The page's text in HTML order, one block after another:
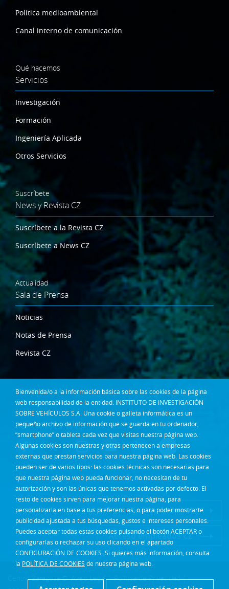
Bienvenida/o a la información básica sobre las cookies de la página
web responsabilidad de la entidad: INSTITUTO DE INVESTIGACIÓN
SOBRE VEHÍCULOS S.A. Una cookie o galleta informática es un
pequeño archivo de información que se guarda en tu ordenador,
“smartphone” o tableta cada vez que visitas nuestra página web.
Algunas cookies son nuestras y otras pertenecen a empresas
externas que prestan servicios para nuestra página web. Las cookies
pueden ser de varios tipos: las cookies técnicas son necesarias para
que nuestra página web pueda funcionar, no necesitan de tu
autorización y son las únicas que tenemos activadas por defecto. El
resto de cookies sirven para mejorar nuestra página, para
personalizarla en base a tus preferencias, o para poder mostrarte
publicidad ajustada a tus búsquedas, gustos e intereses personales.
Puedes aceptar todas estas cookies pulsando el botón ACEPTAR o
configurarlas o rechazar su uso clicando en el apartado
CONFIGURACIÓN DE COOKIES. Si quieres más información, consulta
la POLÍTICA DE COOKIES de nuestra página web.
Política medioambiental
Canal interno de comunicación
Qué hacemos
Servicios
Investigación
Formación
Ingeniería Aplicada
Otros Servicios
Suscríbete
News y Revista CZ
Suscríbete a la Revista CZ
Suscríbete a News CZ
Actualidad
Sala de Prensa
Noticias
Notas de Prensa
Revista CZ
Dónde estamos
Contacta
Síguenos en:
Acceso Intranet
Acceso empleados CZ
Centro Zaragoza © Aviso Legal |Política de Privacidad|